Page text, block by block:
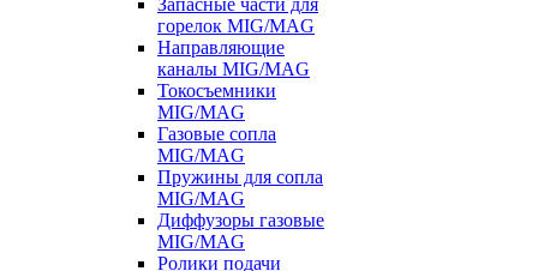
Запасные части для
горелок MIG/MAG
Направляющие
каналы MIG/MAG
Токосъемники
MIG/MAG
Газовые сопла
MIG/MAG
Пружины для сопла
MIG/MAG
Диффузоры газовые
MIG/MAG
Ролики подачи